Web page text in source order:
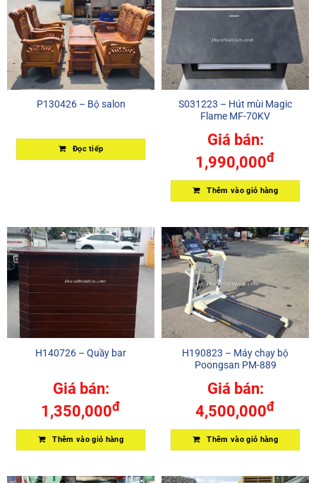
P130426 – Bộ salon
Đọc tiếp
S031223 – Hút mùi Magic
Flame MF-70KV
Giá bán:
1,990,000đ
Thêm vào giỏ hàng
H140726 – Quầy bar
Giá bán:
1,350,000đ
Thêm vào giỏ hàng
H190823 – Máy chạy bộ
Poongsan PM-889
Giá bán:
4,500,000đ
Thêm vào giỏ hàng